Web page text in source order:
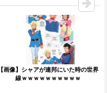
【画像】シャアが連邦にいた時の世界
線ｗｗｗｗｗｗｗｗｗｗ